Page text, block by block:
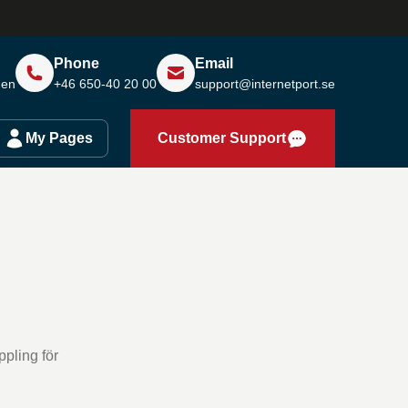
Phone
+46 650-40 20 00
Email
support@internetport.se
My Pages Customer Support
för